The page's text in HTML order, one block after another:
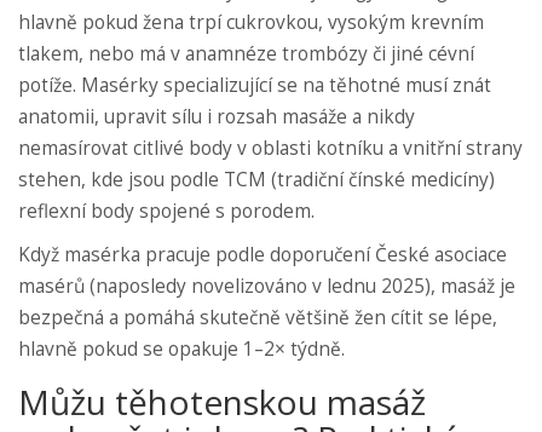
hlavně pokud žena trpí cukrovkou, vysokým krevním
tlakem, nebo má v anamnéze trombózy či jiné cévní
potíže. Masérky specializující se na těhotné musí znát
anatomii, upravit sílu i rozsah masáže a nikdy
nemasírovat citlivé body v oblasti kotníku a vnitřní strany
stehen, kde jsou podle TCM (tradiční čínské medicíny)
reflexní body spojené s porodem.
Když masérka pracuje podle doporučení České asociace
masérů (naposledy novelizováno v lednu 2025), masáž je
bezpečná a pomáhá skutečně většině žen cítit se lépe,
hlavně pokud se opakuje 1–2× týdně.
Můžu těhotenskou masáž